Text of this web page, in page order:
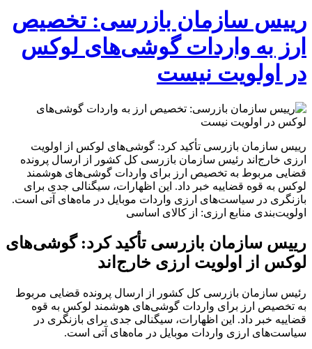
رییس سازمان بازرسی: تخصیص
ارز به واردات گوشی‌های لوکس
در اولویت نیست
رییس سازمان بازرسی تأکید کرد: گوشی‌های لوکس از اولویت
ارزی خارج‌اند رئیس سازمان بازرسی کل کشور از ارسال پرونده
قضایی مربوط به تخصیص ارز برای واردات گوشی‌های هوشمند
لوکس به قوه قضاییه خبر داد. این اظهارات، سیگنالی جدی برای
بازنگری در سیاست‌های ارزی واردات موبایل در ماه‌های آتی است.
اولویت‌بندی منابع ارزی: از کالای اساسی
رییس سازمان بازرسی تأکید کرد: گوشی‌های
لوکس از اولویت ارزی خارج‌اند
رئیس سازمان بازرسی کل کشور از ارسال پرونده قضایی مربوط
به تخصیص ارز برای واردات گوشی‌های هوشمند لوکس به قوه
قضاییه خبر داد. این اظهارات، سیگنالی جدی برای بازنگری در
سیاست‌های ارزی واردات موبایل در ماه‌های آتی است.